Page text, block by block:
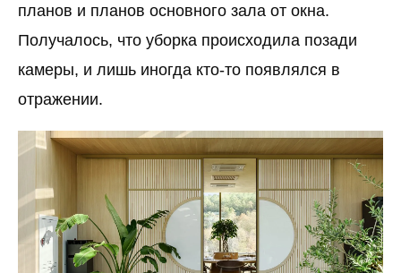
планов и планов основного зала от окна.
Получалось, что уборка происходила позади
камеры, и лишь иногда кто-то появлялся в
отражении.